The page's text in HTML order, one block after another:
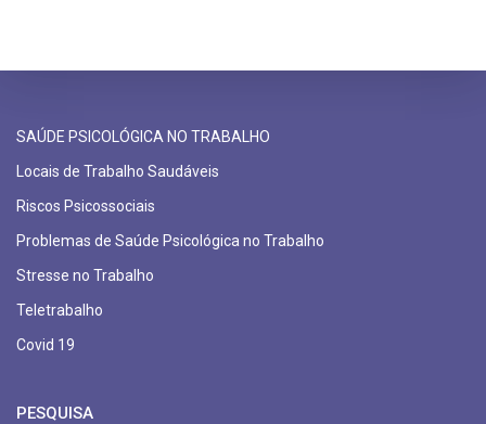
SAÚDE PSICOLÓGICA NO TRABALHO
Locais de Trabalho Saudáveis
Riscos Psicossociais
Problemas de Saúde Psicológica no Trabalho
Stresse no Trabalho
Teletrabalho
Covid 19
PESQUISA